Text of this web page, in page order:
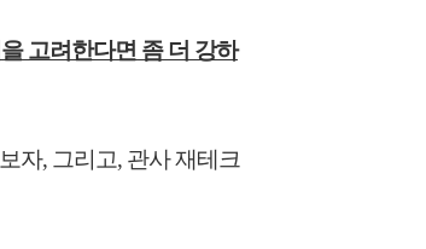
고려한다면 좀 더 강하
자, 그리고, 관사 재테크